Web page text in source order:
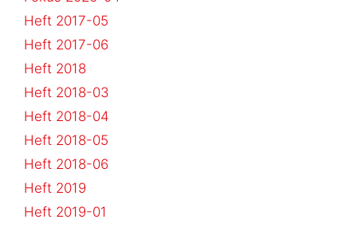
Heft 2017-05
Heft 2017-06
Heft 2018
Heft 2018-03
Heft 2018-04
Heft 2018-05
Heft 2018-06
Heft 2019
Heft 2019-01